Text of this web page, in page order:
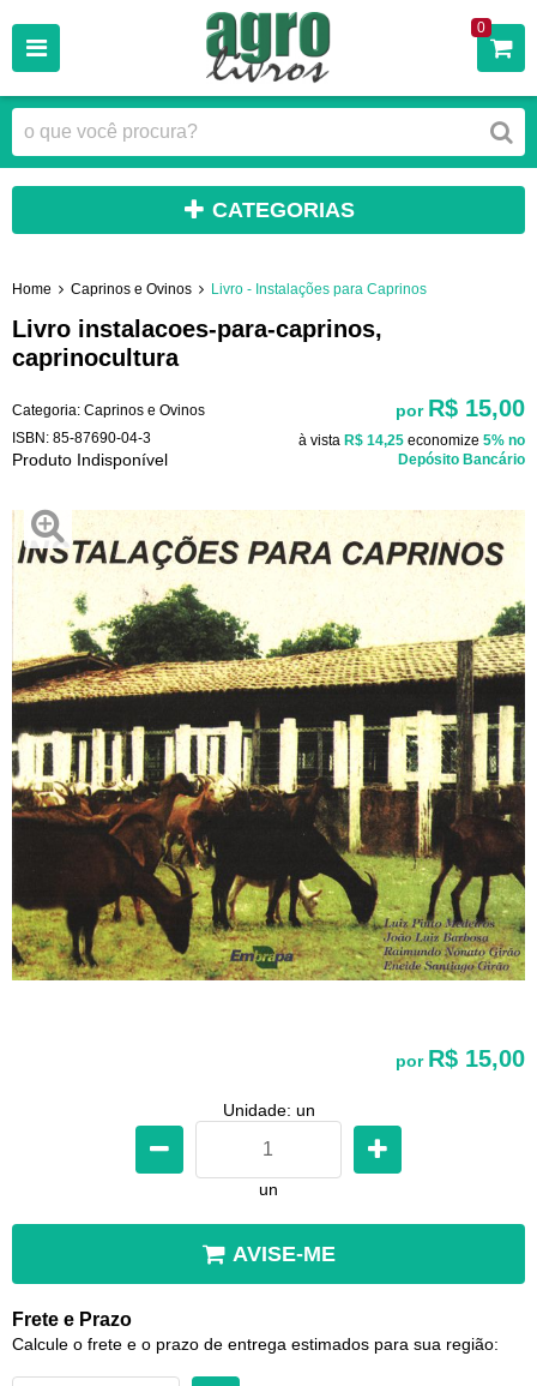
0
CATEGORIAS
Home Caprinos e Ovinos Livro - Instalações para Caprinos
Livro instalacoes-para-caprinos,
caprinocultura
Categoria: Caprinos e Ovinos
ISBN: 85-87690-04-3
Produto Indisponível
por R$ 15,00
à vista R$ 14,25 economize 5% no
Depósito Bancário
por R$ 15,00
Unidade: un
un
AVISE-ME
Frete e Prazo
Calcule o frete e o prazo de entrega estimados para sua região: